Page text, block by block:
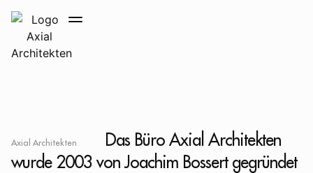
Axial Architekten
Das Büro Axial Architekten
wurde 2003 von Joachim Bossert gegründet